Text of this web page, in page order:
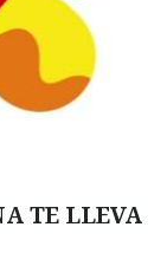
TE LLEVA